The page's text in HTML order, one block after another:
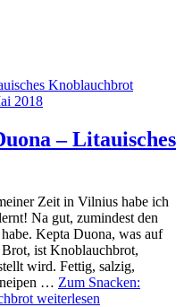
2018
– Litauisches
Zeit in Vilnius habe ich
Na gut, zumindest den
Kepta Duona, was auf
ist Knoblauchbrot,
wird. Fettig, salzig,
… Zum Snacken:
weiterlesen